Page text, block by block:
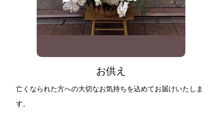
お供え
亡くなられた方への大切なお気持ちを込めてお届けいたしま
す。